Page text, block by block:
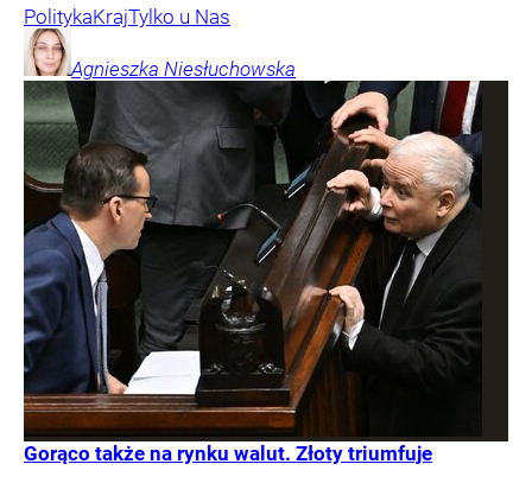
PolitykaKrajTylko u Nas
Agnieszka Niesłuchowska
Gorąco także na rynku walut. Złoty triumfuje